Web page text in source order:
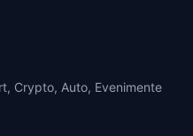
Crypto, Auto, Evenimente